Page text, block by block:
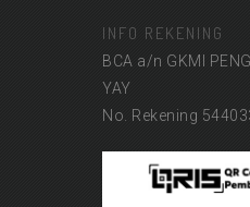
INFO REKENING
BCA a/n GKMI
YAY
No. Rekening